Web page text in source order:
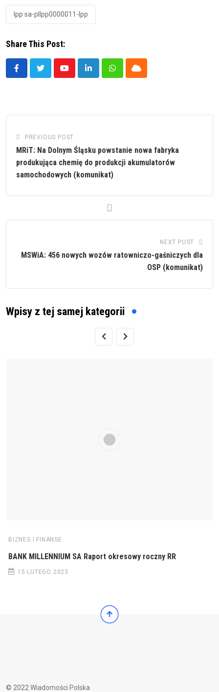
lpp sa-pllpp0000011-lpp
Share This Post:
YoutubeLinkedInWhatsappCloud
PREVIOUS POST
MRiT: Na Dolnym Śląsku powstanie nowa fabryka
produkująca chemię do produkcji akumulatorów
samochodowych (komunikat)
NEXT POST
MSWiA: 456 nowych wozów ratowniczo-gaśniczych dla
OSP (komunikat)
Wpisy z tej samej kategorii
BIZNES I FINANSE
BANK MILLENNIUM SA Raport okresowy roczny RR
15 LUTEGO 2023
© 2022 Wiadomości Polska